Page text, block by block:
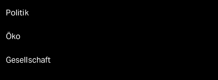
Politik
Öko
Gesellschaft